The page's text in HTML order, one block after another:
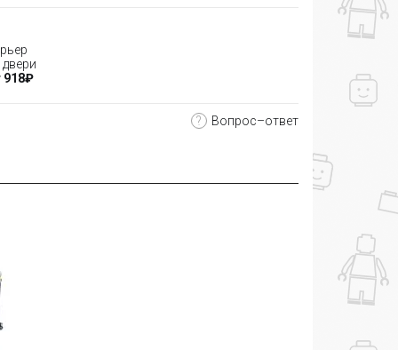
двери
918₽
? Вопрос–ответ